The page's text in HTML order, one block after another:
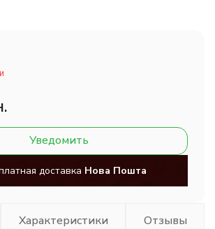
Уведомить
доставка Нова Пошта
Характеристики Отзывы